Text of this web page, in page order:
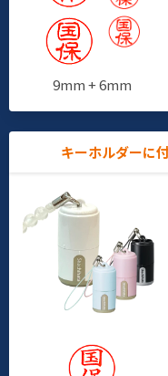
9mm + 6mm
キーホルダーに